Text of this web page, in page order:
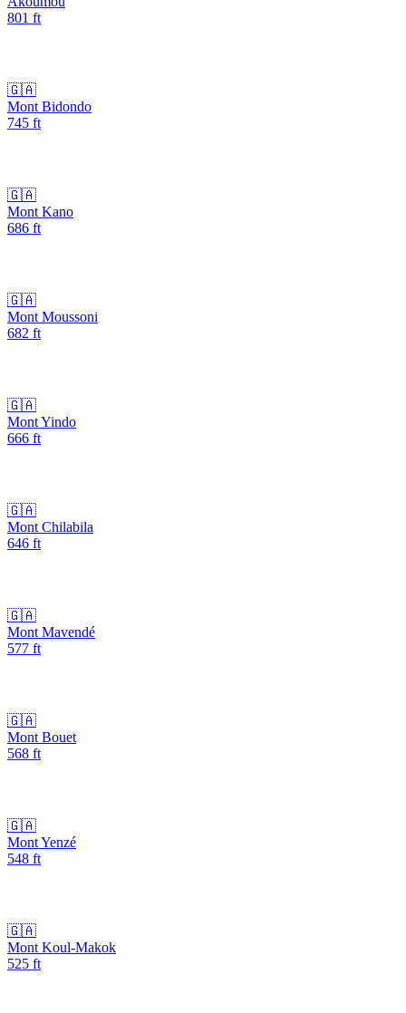
801 ft
🇬🇦
Mont Bidondo
745 ft
🇬🇦
Mont Kano
686 ft
🇬🇦
Mont Moussoni
682 ft
🇬🇦
Mont Yindo
666 ft
🇬🇦
Mont Chilabila
646 ft
🇬🇦
Mont Mavendé
577 ft
🇬🇦
Mont Bouet
568 ft
🇬🇦
Mont Yenzé
548 ft
🇬🇦
Mont Koul-Makok
525 ft